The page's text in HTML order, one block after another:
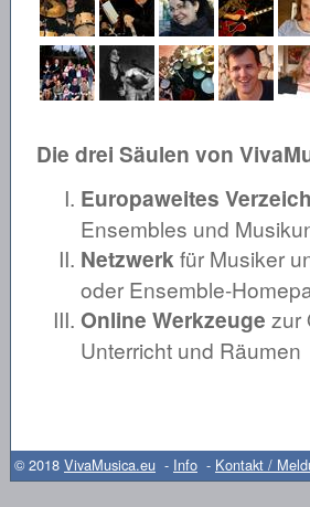
Die drei Säulen von
Europaweites
Ensembles und
Netzwerkfür Musiker
oder Ensemble-
Online Werkzeuge zur
Unterricht und Räumen
© 2018 VivaMusica.eu - Info - Kontakt /